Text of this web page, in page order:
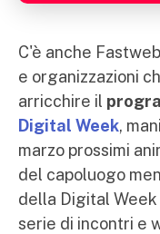
C'è anche
e organizzazioni
arricchire il
Digital Week,
marzo prossimi
del capoluogo
della Digital Week
serie di incontri e